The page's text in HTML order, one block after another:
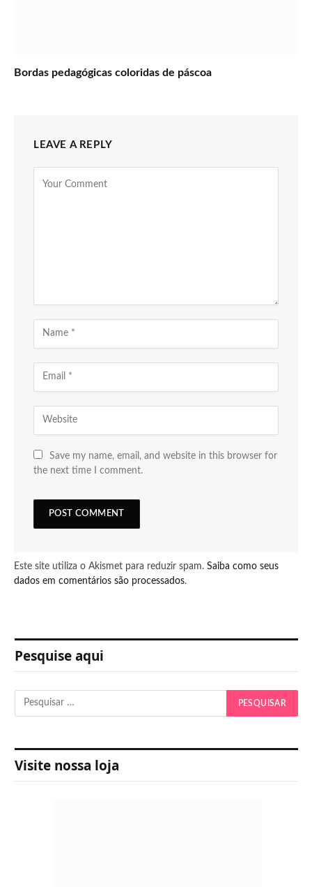
Bordas pedagógicas coloridas de páscoa
LEAVE A REPLY
Save my name, email, and website in this browser for
the next time I comment.
Este site utiliza o Akismet para reduzir spam. Saiba como seus
dados em comentários são processados.
Pesquise aqui
Visite nossa loja